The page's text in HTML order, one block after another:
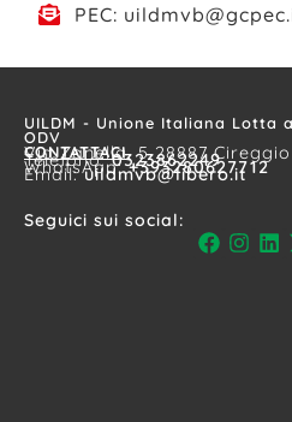
PEC:
UILDM - Unione Italiana Lotta
ODV
CONTATTACI
Via Zanella, 5 28887
Telefono:0323862249
WhatsApp:+393280627712
Email:uildmvb@libero.it
Seguici sui social: